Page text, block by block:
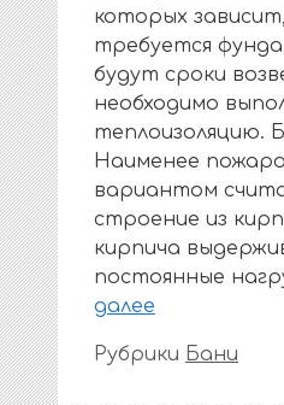
которых
требуется
будут сроки
необходимо
теплоизоляцию.
Наименее
вариантом
строение из
кирпича
постоянные
далее
Рубрики Бани